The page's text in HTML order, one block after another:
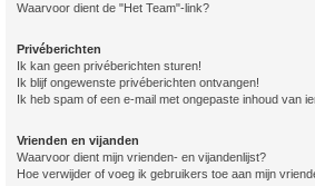
Waarvoor dient de "Het Team"-link?
Privéberichten
Ik kan geen privéberichten sturen!
Ik blijf ongewenste privéberichten ontvangen!
Ik heb spam of een e-mail met ongepaste inhoud van
Vrienden en vijanden
Waarvoor dient mijn vrienden- en vijandenlijst?
Hoe verwijder of voeg ik gebruikers toe aan mijn